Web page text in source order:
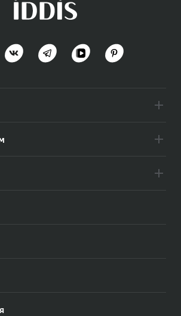
Хоум (Optima
и функциональность